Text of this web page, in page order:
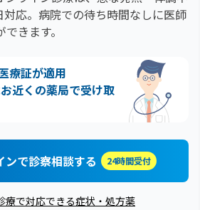
応。 病院での待ち時間なしに医師
きます。
療証が適用
近くの薬局で受け取
ンで診察相談する 24時間受付
療で対応できる症状・処方薬